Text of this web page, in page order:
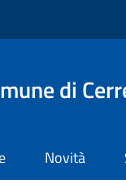
di
Novità